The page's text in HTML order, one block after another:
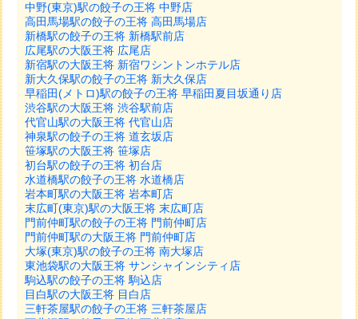
中野(東京)駅の餃子の王将 中野店
高田馬場駅の餃子の王将 高田馬場店
新橋駅の餃子の王将 新橋駅前店
広尾駅の大阪王将 広尾店
新宿駅の大阪王将 新宿ワシントンホテル店
新大久保駅の餃子の王将 新大久保店
早稲田(メトロ)駅の餃子の王将 早稲田夏目坂通り店
渋谷駅の大阪王将 渋谷駅前店
代官山駅の大阪王将 代官山店
神泉駅の餃子の王将 道玄坂店
笹塚駅の大阪王将 笹塚店
初台駅の餃子の王将 初台店
水道橋駅の餃子の王将 水道橋店
岩本町駅の大阪王将 岩本町店
末広町(東京)駅の大阪王将 末広町店
門前仲町駅の餃子の王将 門前仲町店
門前仲町駅の大阪王将 門前仲町店
大塚(東京)駅の餃子の王将 南大塚店
東池袋駅の大阪王将 サンシャインシティ店
駒込駅の餃子の王将 駒込店
目白駅の大阪王将 目白店
三軒茶屋駅の餃子の王将 三軒茶屋店